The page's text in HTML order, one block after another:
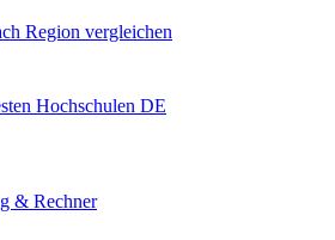
Region vergleichen
Hochschulen DE
& Rechner